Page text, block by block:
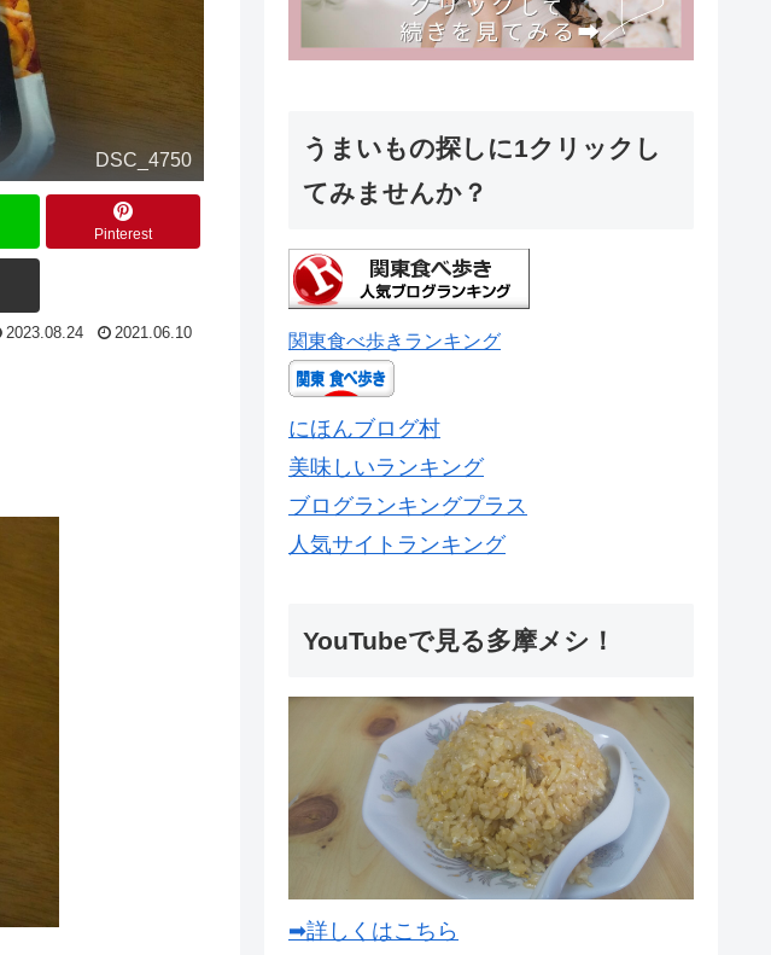
DSC_4750
Pinterest
2023.08.24 2021.06.10
うまいもの探しに1クリックし
てみませんか？
関東食べ歩きランキング
にほんブログ村
美味しいランキング
ブログランキングプラス
人気サイトランキング
YouTubeで見る多摩メシ！
➡詳しくはこちら